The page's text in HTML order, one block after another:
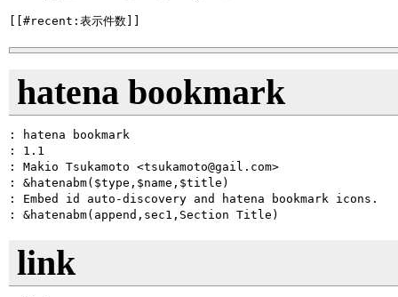
hatena bookmark
: hatena bookmark
: 1.1
: Makio Tsukamoto <tsukamoto@gail.com>
: &hatenabm($type,$name,$title)
: Embed id auto-discovery and hatena bookmark icons.
link